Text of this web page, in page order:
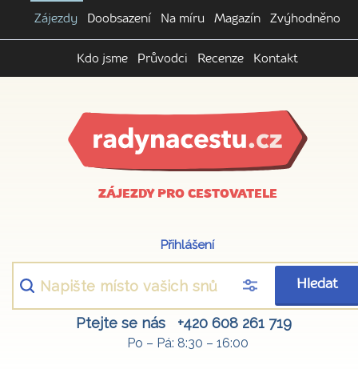
Zájezdy Doobsazení Na míru Magazín Zvýhodněno
Kdo jsme Průvodci Recenze Kontakt
ZÁJEZDY PRO CESTOVATELE
Přihlášení
Hledat
Ptejte se nás +420 608 261 719
Po – Pá: 8:30 – 16:00